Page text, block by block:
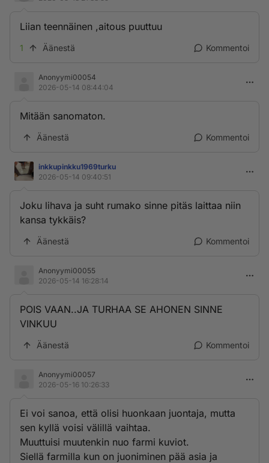
Liian teennäinen ,aitous puuttuu
1 Äänestä Kommentoi
Anonyymi00054
2026-05-14 08:44:04
Mitään sanomaton.
Äänestä Kommentoi
inkkupinkku1969turku
2026-05-14 09:40:51
Joku lihava ja suht rumako sinne pitäs laittaa niin
kansa tykkäis?
Äänestä Kommentoi
Anonyymi00055
2026-05-14 16:28:14
POIS VAAN..JA TURHAA SE AHONEN SINNE
VINKUU
Äänestä Kommentoi
Anonyymi00057
2026-05-16 10:26:33
Ei voi sanoa, että olisi huonkaan juontaja, mutta
sen kyllä voisi välillä vaihtaa.
Muuttuisi muutenkin nuo farmi kuviot.
Siellä farmilla kun on juoniminen pää asia ja